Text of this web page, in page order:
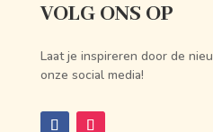
VOLG ONS OP
Laat je inspireren door de
onze social media!